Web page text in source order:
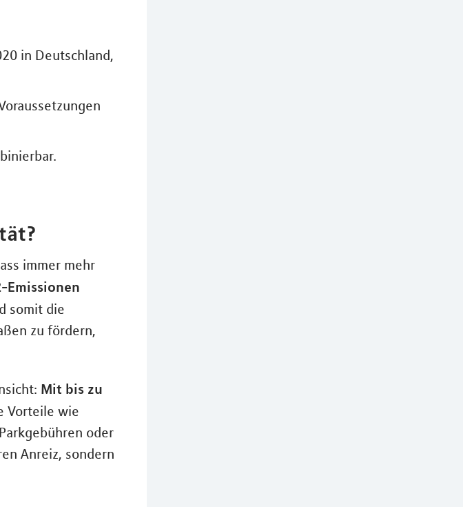
in Deutschland,
immer mehr
Emissionen
somit die
zu fördern,
Mit bis zu
Vorteile wie
oder
Anreiz, sondern